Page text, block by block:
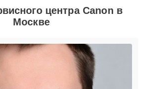
центра Canon в
Москве